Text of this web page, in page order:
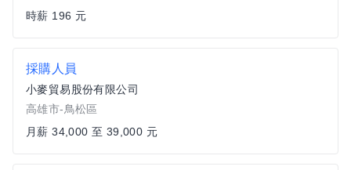
時薪 196 元
採購人員
小麥貿易股份有限公司
高雄市-鳥松區
月薪 34,000 至 39,000 元